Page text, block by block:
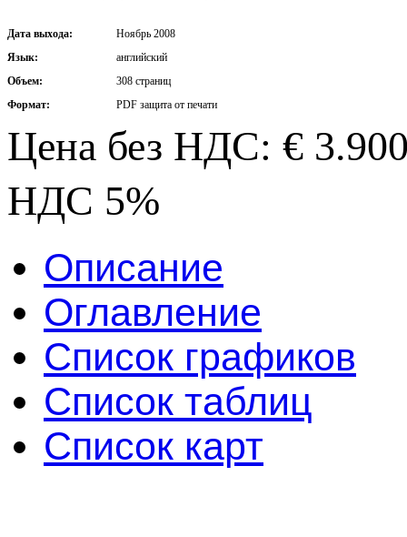
Дата выхода:
Ноябрь 2008
Язык:
английский
Объем:
308 страниц
Формат:
PDF защита от печати
Цена без НДС: €
НДС 5%
Описание
Оглавление
Список графиков
Список таблиц
Список карт